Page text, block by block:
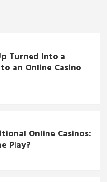
Turned Into a
an Online Casino
Online Casinos:
Play?